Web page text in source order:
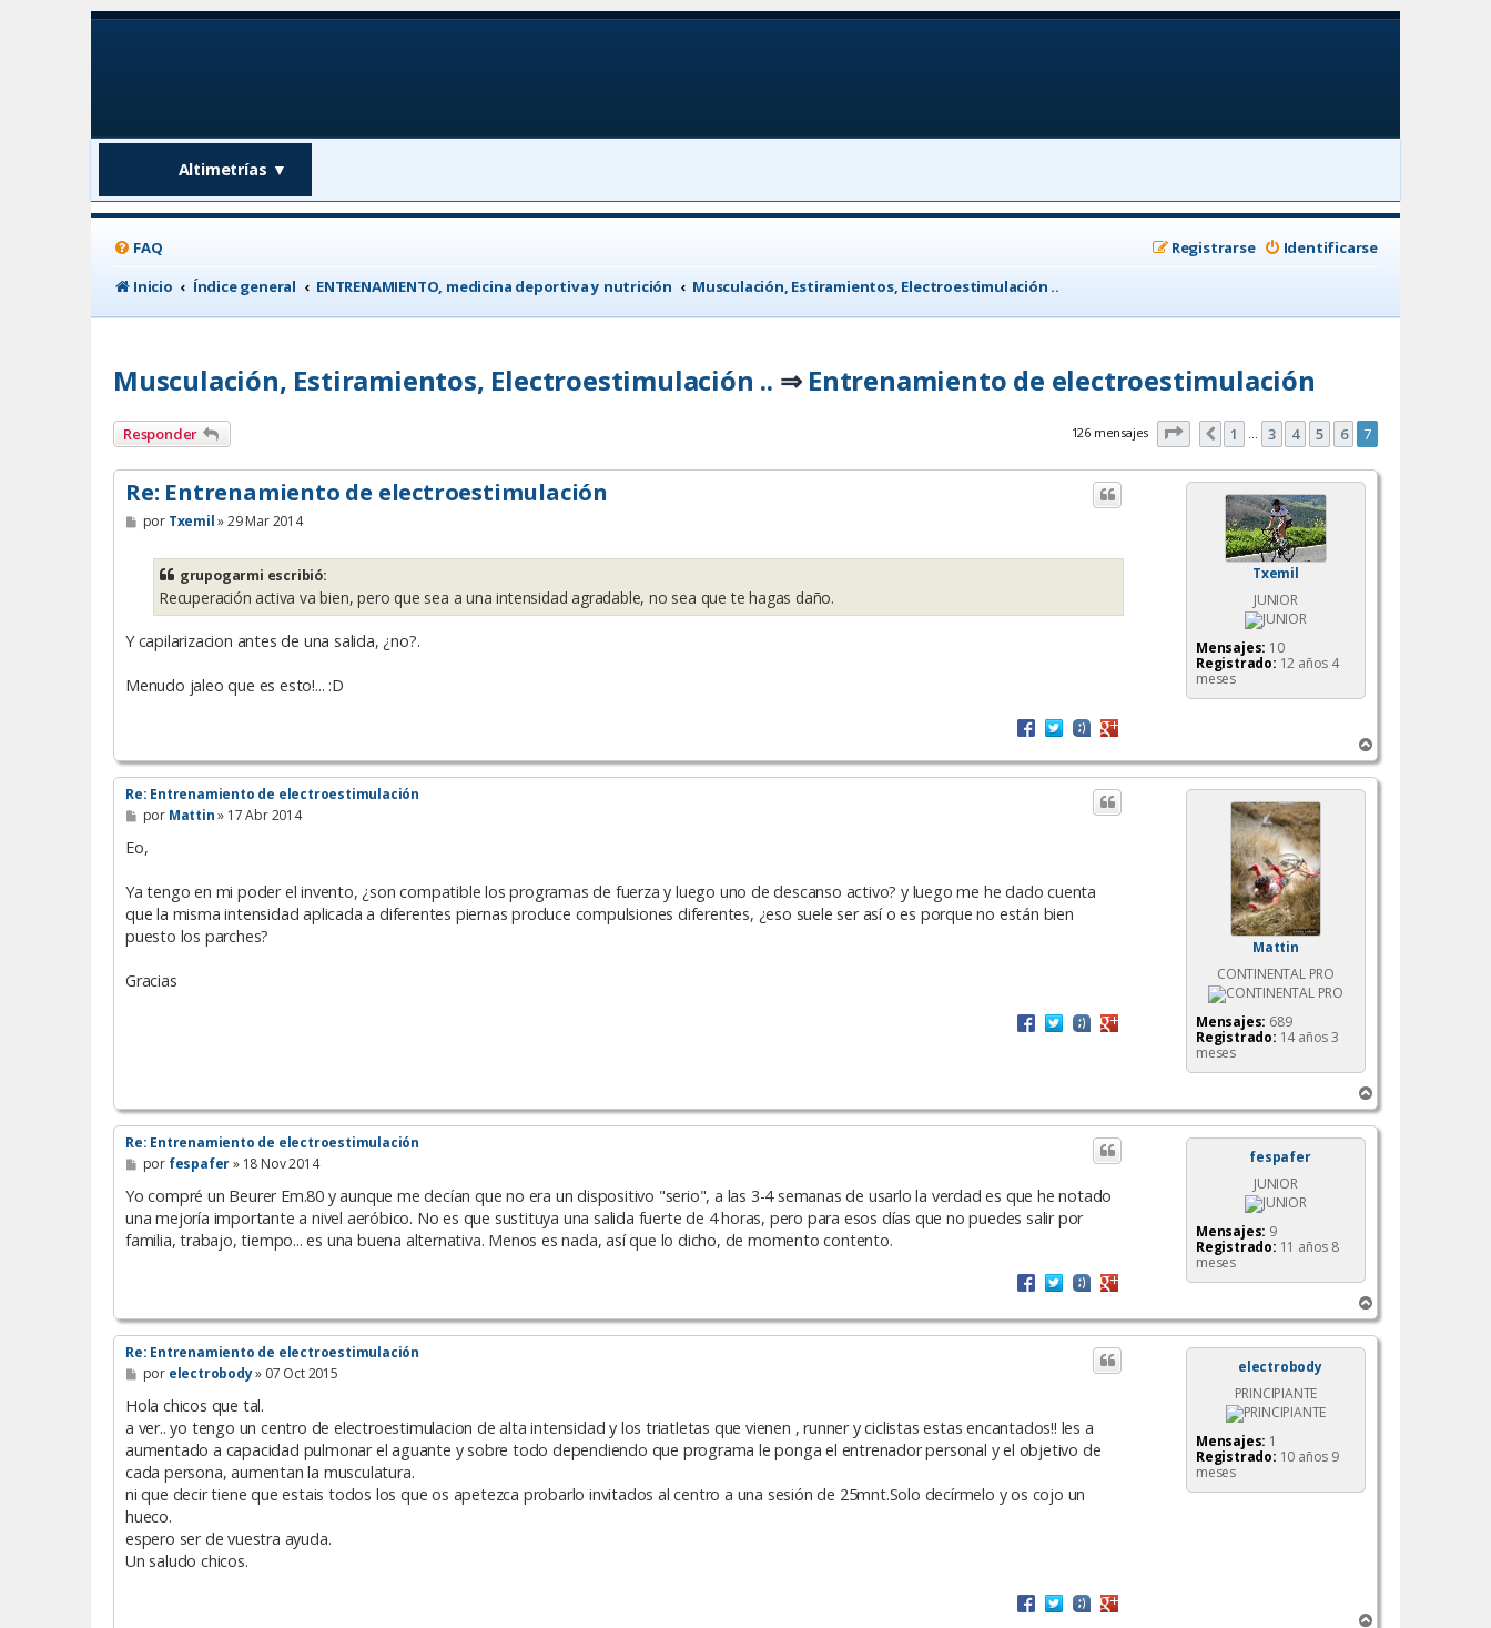
Altimetrías ▼
FAQ Identificarse
Registrarse
Inicio
Índice general ENTRENAMIENTO, medicina deportiva y nutrición Musculación, Estiramientos, Electroestimulación ..
Musculación, Estiramientos, Electroestimulación .. ⇒ Entrenamiento de electroestimulación
Responder 126 mensajes Página de7
Anterior
1 … 3 4 5 6 7
Txemil
JUNIOR
Mensajes: 10
Registrado: 12 años 4
meses
Re: Entrenamiento de electroestimulación
M
e
por Txemil»29 Mar 2014
grupogarmi escribió:
Recuperación activa va bien, pero que sea a una intensidad agradable, no sea que te hagas daño.
Y capilarizacion antes de una salida, ¿no?.
Menudo jaleo que es esto!... :D
r
r
Mattin
CONTINENTAL PRO
Mensajes: 689
Registrado: 14 años 3
meses
Re: Entrenamiento de electroestimulación
M
e
n
s
j
e
por Mattin» 17 Abr 2014
Eo,
Ya tengo en mi poder el invento, ¿son compatible los programas de fuerza y luego uno de descanso activo? y luego me he dado cuenta
que la misma intensidad aplicada a diferentes piernas produce compulsiones diferentes, ¿eso suele ser así o es porque no están bien
puesto los parches?
Gracias
r
r
fespafer
JUNIOR
Mensajes: 9
Registrado: 11 años 8
meses
Re: Entrenamiento de electroestimulación
M
e
n
a
j
por fespafer» 18 Nov 2014
Yo compré un Beurer Em.80 y aunque me decían que no era un dispositivo "serio", a las 3-4 semanas de usarlo la verdad es que he notado
una mejoría importante a nivel aeróbico. No es que sustituya una salida fuerte de 4 horas, pero para esos días que no puedes salir por
familia, trabajo, tiempo... es una buena alternativa. Menos es nada, así que lo dicho, de momento contento.
r
r
electrobody
PRINCIPIANTE
Mensajes: 1
Registrado: 10 años 9
meses
Re: Entrenamiento de electroestimulación
M
e
n
a
j
e
por electrobody» 07 Oct 2015
Hola chicos que tal.
a ver.. yo tengo un centro de electroestimulacion de alta intensidad y los triatletas que vienen , runner y ciclistas estas encantados!! les a
aumentado a capacidad pulmonar el aguante y sobre todo dependiendo que programa le ponga el entrenador personal y el objetivo de
cada persona, aumentan la musculatura.
ni que decir tiene que estais todos los que os apetezca probarlo invitados al centro a una sesión de 25mnt.Solo decírmelo y os cojo un
hueco.
espero ser de vuestra ayuda.
Un saludo chicos.